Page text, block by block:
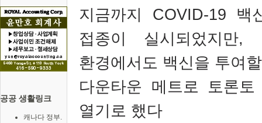
공공 생활링크
캐나다 정부.
지금까지
COVID-19 백
접종이 실시되었지만,
환경에서도 백신을 투여
다운타운 메트로 토론
열기로 했다